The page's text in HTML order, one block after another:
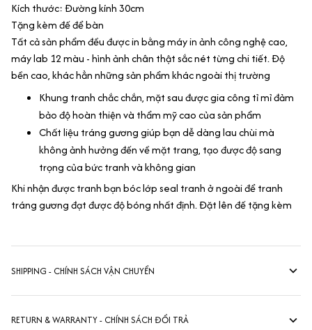
Kích thước: Đường kính 30cm
Tặng kèm đế để bàn
Tất cả sản phẩm đều được in bằng máy in ảnh công nghệ cao,
máy lab 12 màu - hình ảnh chân thật sắc nét từng chi tiết. Độ
bền cao, khác hẳn những sản phẩm khác ngoài thị trường
Khung tranh chắc chắn, mặt sau được gia công tỉ mỉ đảm
bảo độ hoàn thiện và thẩm mỹ cao của sản phẩm
Chất liệu tráng gương giúp bạn dễ dàng lau chùi mà
không ảnh hưởng đến về mặt trang, tạo được độ sang
trọng của bức tranh và không gian
Khi nhận được tranh bạn bóc lớp seal tranh ở ngoài để tranh
tráng gương đạt được độ bóng nhất định. Đặt lên đế tặng kèm
SHIPPING - CHÍNH SÁCH VẬN CHUYỂN
RETURN & WARRANTY - CHÍNH SÁCH ĐỔI TRẢ